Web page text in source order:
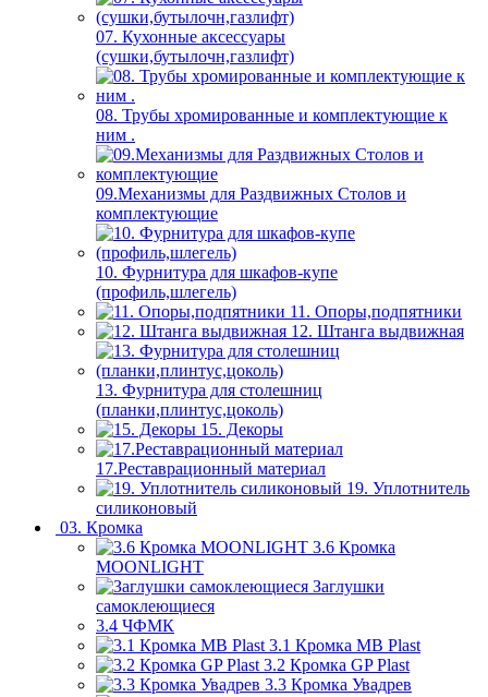
07. Кухонные аксессуары
(сушки,бутылочн,газлифт)
08. Трубы хромированные и комплектующие к
ним .
09.Механизмы для Раздвижных Столов и
комплектующие
10. Фурнитура для шкафов-купе
(профиль,шлегель)
11. Опоры,подпятники
12. Штанга выдвижная
13. Фурнитура для столешниц
(планки,плинтус,цоколь)
15. Декоры
17.Реставрационный материал
19. Уплотнитель
силиконовый
03. Кромка
3.6 Кромка
MOONLIGHT
Заглушки
самоклеющиеся
3.4 ЧФМК
3.1 Кромка MB Plast
3.2 Кромка GP Plast
3.3 Кромка Увадрев